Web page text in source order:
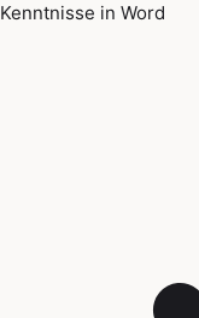
Kenntnisse in Word